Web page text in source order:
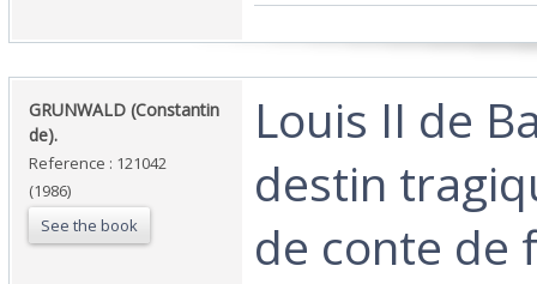
‎GRUNWALD (Constantin
de).‎
Reference : 121042
(1986)
See the book
‎Louis II de
destin
de conte de